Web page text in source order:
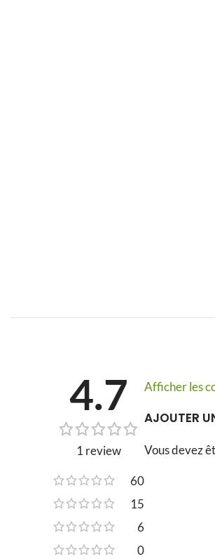
4.7
1 review
60
15
6
0
Afficher les
AJOUTER
Vous devez